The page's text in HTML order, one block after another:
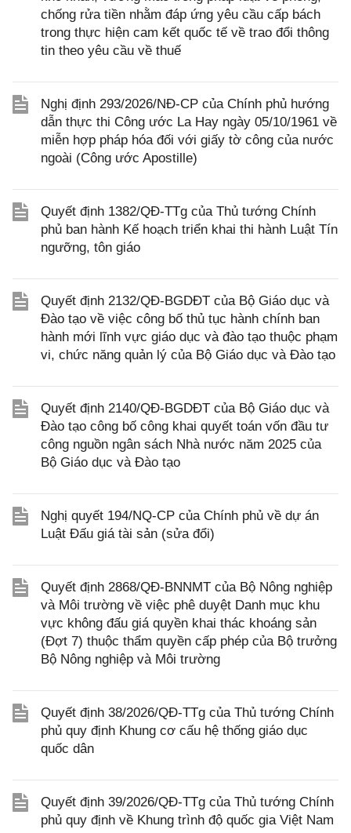
chống rửa tiền nhằm đáp ứng yêu cầu cấp bách
trong thực hiện cam kết quốc tế về trao đổi thông
tin theo yêu cầu về thuế
Nghị định 293/2026/NĐ-CP của Chính phủ hướng
dẫn thực thi Công ước La Hay ngày 05/10/1961 về
miễn hợp pháp hóa đối với giấy tờ công của nước
ngoài (Công ước Apostille)
Quyết định 1382/QĐ-TTg của Thủ tướng Chính
phủ ban hành Kế hoạch triển khai thi hành Luật Tín
ngưỡng, tôn giáo
Quyết định 2132/QĐ-BGDĐT của Bộ Giáo dục và
Đào tạo về việc công bố thủ tục hành chính ban
hành mới lĩnh vực giáo dục và đào tạo thuộc phạm
vi, chức năng quản lý của Bộ Giáo dục và Đào tạo
Quyết định 2140/QĐ-BGDĐT của Bộ Giáo dục và
Đào tạo công bố công khai quyết toán vốn đầu tư
công nguồn ngân sách Nhà nước năm 2025 của
Bộ Giáo dục và Đào tạo
Nghị quyết 194/NQ-CP của Chính phủ về dự án
Luật Đấu giá tài sản (sửa đổi)
Quyết định 2868/QĐ-BNNMT của Bộ Nông nghiệp
và Môi trường về việc phê duyệt Danh mục khu
vực không đấu giá quyền khai thác khoáng sản
(Đợt 7) thuộc thẩm quyền cấp phép của Bộ trưởng
Bộ Nông nghiệp và Môi trường
Quyết định 38/2026/QĐ-TTg của Thủ tướng Chính
phủ quy định Khung cơ cấu hệ thống giáo dục
quốc dân
Quyết định 39/2026/QĐ-TTg của Thủ tướng Chính
phủ quy định về Khung trình độ quốc gia Việt Nam